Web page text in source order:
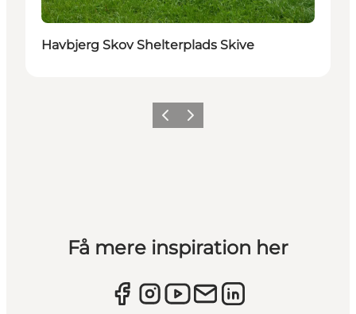
Havbjerg Skov Shelterplads Skive
Forrige billede
Næste billede
Få mere inspiration her